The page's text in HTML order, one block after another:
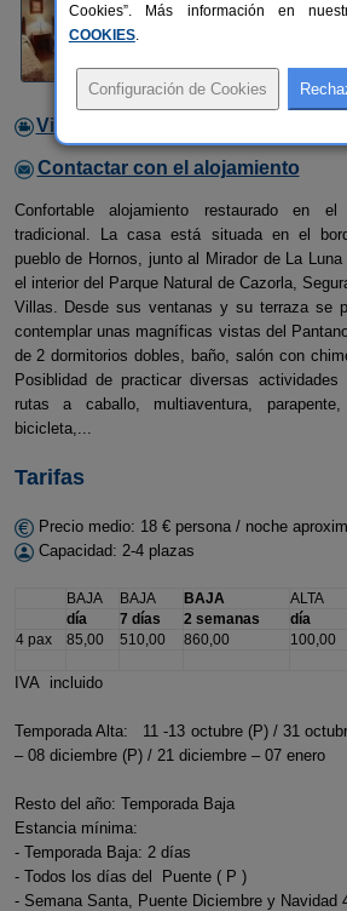
Video
Contactar con el alojamiento
Confortable alojamiento restaurado en el
tradicional. La casa está situada en el
pueblo de Hornos, junto al Mirador de La
el interior del Parque Natural de Cazorla,
Villas. Desde sus ventanas y su terraza se
contemplar unas magníficas vistas del
de 2 dormitorios dobles, baño, salón con
Posiblidad de practicar diversas
rutas a caballo, multiaventura,
bicicleta,...
Tarifas
Precio medio: 18 € persona / noche
Capacidad: 2-4 plazas
BAJA BAJA BAJA ALTA
día
7 días 2 semanas día
4 pax
85,00 510,00 860,00 100,00
IVA incluido
Temporada Alta: 11 -13 octubre (P) / 31
– 08 diciembre (P) / 21 diciembre – 07 enero
Resto del año: Temporada Baja
Estancia mínima:
- Temporada Baja: 2 días
- Todos los días del Puente ( P )
- Semana Santa, Puente Diciembre y Navidad
Cookies”. Más información en
COOKIES.